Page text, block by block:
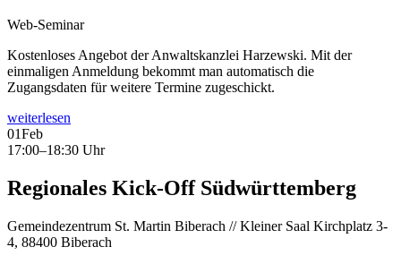
Web-Seminar
Kostenloses Angebot der Anwaltskanzlei Harzewski. Mit der
einmaligen Anmeldung bekommt man automatisch die
Zugangsdaten für weitere Termine zugeschickt.
weiterlesen
01Feb
17:00–18:30 Uhr
Regionales Kick-Off Südwürttemberg
Gemeindezentrum St. Martin Biberach // Kleiner Saal Kirchplatz 3-
4, 88400 Biberach